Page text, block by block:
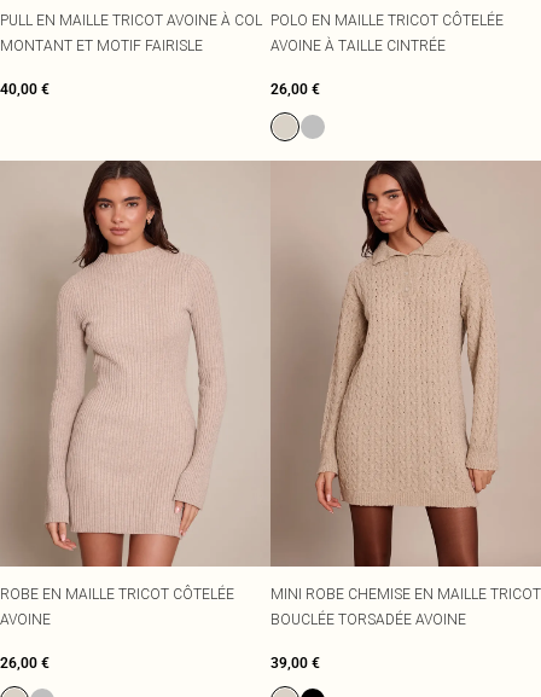
PULL EN MAILLE TRICOT AVOINE À COL
MONTANT ET MOTIF FAIRISLE
40,00 €
POLO EN MAILLE TRICOT CÔTELÉE
AVOINE À TAILLE CINTRÉE
26,00 €
ROBE EN MAILLE TRICOT CÔTELÉE
AVOINE
26,00 €
MINI ROBE CHEMISE EN MAILLE TRICOT
BOUCLÉE TORSADÉE AVOINE
39,00 €